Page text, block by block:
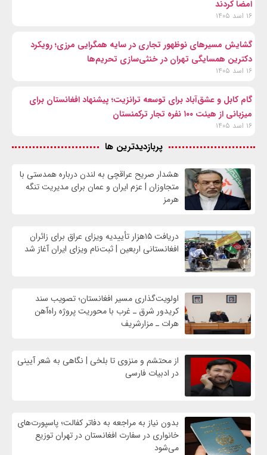
امضا کردند
۱۶ اسد ۱۴۰۵
گشایش مسیرهای نوظهور تجاری در سایه همگرایی مرزی؛ رویکرد
دکترین همسایگی تهران در خنثی‌سازی تحریم‌ها
۱۶ اسد ۱۴۰۵
گام کابل و عشق‌آباد برای توسعه ترانزیت؛ پیشنهاد افغانستان برای
میزبانی از هیئت ۱۰۰ نفره تجار ترکمنستان
۱۶ اسد ۱۴۰۵
پربازدیدترین ها
هشدار صریح عراقچی به لندن درباره همدستی با
متجاوزان | عزم ایران و عمان برای مدیریت تنگه
هرمز
دریافت ۱۵هزار تأییدیه ویزای عراق برای زائران
افغانستانی اربعین | ثبت‌نام ویزای ایران آغاز شد
اولویت‌گذاری مسیر افغانستان؛ تصویب سند
کریدور شرق ـ غرب با محوریت پروژه راه‌آهن
هرات ـ مزارشریف
از محتشم و منزوی تا بلخی | نگاهی به شعر آیینی
در ادبیات فارسی
بدون نیاز به مراجعه به دفاتر کفالت؛ پاسپورت‌های
خانواری در سفارت افغانستان در تهران توزیع
می‌شود